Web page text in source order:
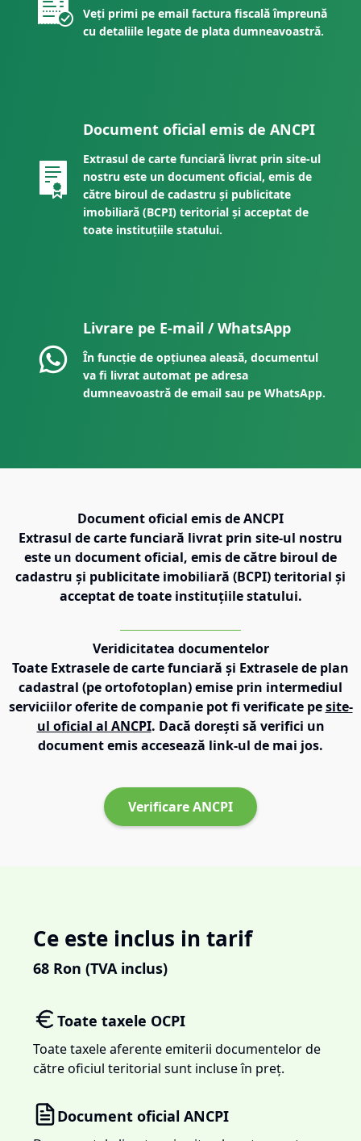
Veți primi pe email factura fiscală împreună
cu detaliile legate de plata dumneavoastră.
Document oficial emis de ANCPI
Extrasul de carte funciară livrat prin site-ul
nostru este un document oficial, emis de
către biroul de cadastru și publicitate
imobiliară (BCPI) teritorial și acceptat de
toate instituțiile statului.
Livrare pe E-mail / WhatsApp
În funcție de opțiunea aleasă, documentul
va fi livrat automat pe adresa
dumneavoastră de email sau pe WhatsApp.
Document oficial emis de ANCPI
Extrasul de carte funciară livrat prin site-ul nostru
este un document oficial, emis de către biroul de
cadastru și publicitate imobiliară (BCPI) teritorial și
acceptat de toate instituțiile statului.
Veridicitatea documentelor
Toate Extrasele de carte funciară și Extrasele de plan
cadastral (pe ortofotoplan) emise prin intermediul
serviciilor oferite de companie pot fi verificate pe site-
ul oficial al ANCPI. Dacă dorești să verifici un
document emis accesează link-ul de mai jos.
Verificare ANCPI
Ce este inclus in tarif
68 Ron (TVA inclus)
Toate taxele OCPI
Toate taxele aferente emiterii documentelor de
către oficiul teritorial sunt incluse în preț.
Document oficial ANCPI